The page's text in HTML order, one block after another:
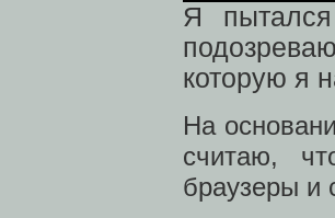
Я
которую я
На
считаю,
браузеры и